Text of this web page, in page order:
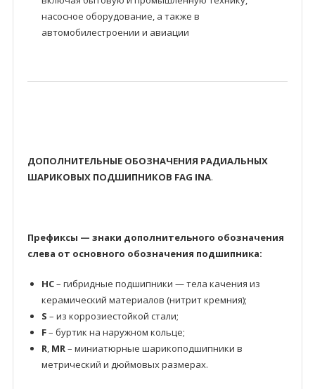
насосное оборудование, а также в
автомобилестроении и авиации
ДОПОЛНИТЕЛЬНЫЕ ОБОЗНАЧЕНИЯ РАДИАЛЬНЫХ
ШАРИКОВЫХ ПОДШИПНИКОВ FAG INA.
Префиксы — знаки дополнительного обозначения
слева от основного обозначения подшипника:
HC– гибридные подшипники — тела качения из
керамический материалов (нитрит кремния);
S – из коррозиестойкой стали;
F– буртик на наружном кольце;
R, MR– миниатюрные шарикоподшипники в
метрический и дюймовых размерах.